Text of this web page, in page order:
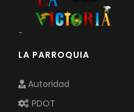
-
LA PARROQUIA
Autoridad
PDOT